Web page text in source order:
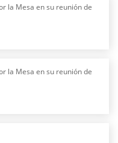
la Mesa en su reunión de
la Mesa en su reunión de